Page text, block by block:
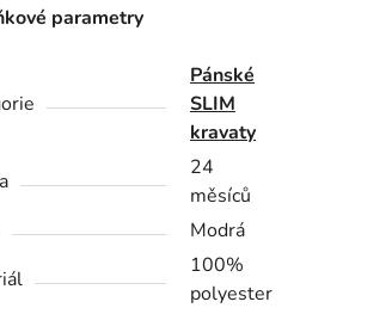
parametry
Pánské
SLIM
kravaty
24
měsíců
Modrá
100%
polyester